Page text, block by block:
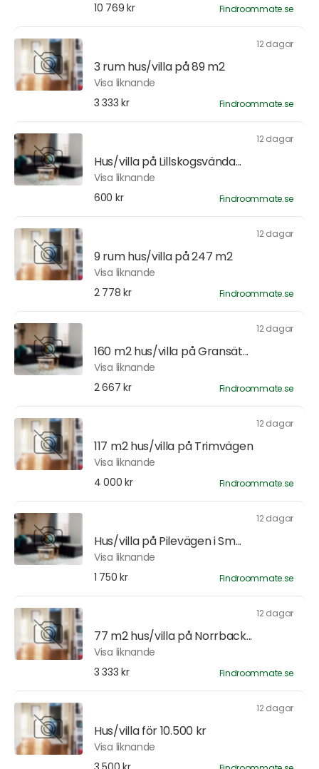
10 769 kr
Findroommate.se
12 dagar
3 rum hus/villa på 89 m2
Visa liknande
3 333 kr
Findroommate.se
12 dagar
Hus/villa på Lillskogsvända...
Visa liknande
600 kr
Findroommate.se
12 dagar
9 rum hus/villa på 247 m2
Visa liknande
2 778 kr
Findroommate.se
12 dagar
160 m2 hus/villa på Gransät...
Visa liknande
2 667 kr
Findroommate.se
12 dagar
117 m2 hus/villa på Trimvägen
Visa liknande
4 000 kr
Findroommate.se
12 dagar
Hus/villa på Pilevägen i Sm...
Visa liknande
1 750 kr
Findroommate.se
12 dagar
77 m2 hus/villa på Norrback...
Visa liknande
3 333 kr
Findroommate.se
12 dagar
Hus/villa för 10.500 kr
Visa liknande